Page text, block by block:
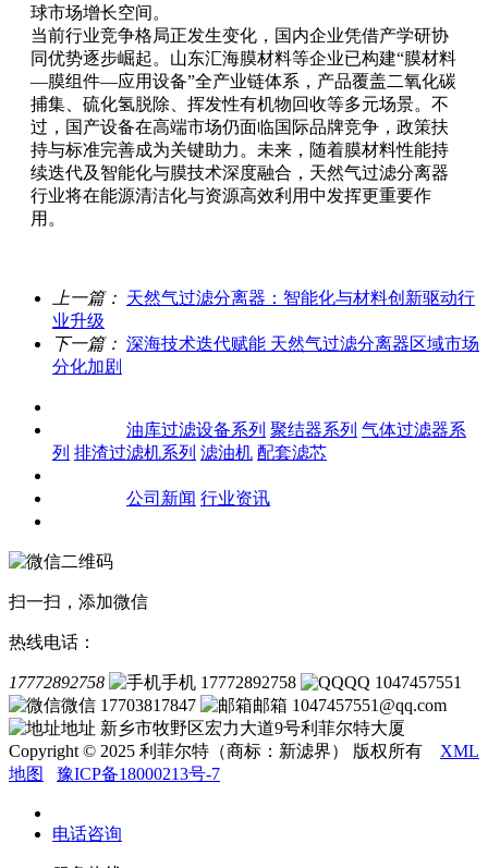
球市场增长空间。
当前行业竞争格局正发生变化，国内企业凭借产学研协
同优势逐步崛起。山东汇海膜材料等企业已构建“膜材料
—膜组件—应用设备”全产业链体系，产品覆盖二氧化碳
捕集、硫化氢脱除、挥发性有机物回收等多元场景。不
过，国产设备在高端市场仍面临国际品牌竞争，政策扶
持与标准完善成为关键助力。未来，随着膜材料性能持
续迭代及智能化与膜技术深度融合，天然气过滤分离器
行业将在能源清洁化与资源高效利用中发挥更重要作
用。
上一篇： 天然气过滤分离器：智能化与材料创新驱动行
业升级
下一篇： 深海技术迭代赋能 天然气过滤分离器区域市场
分化加剧
油库过滤设备系列 聚结器系列 气体过滤器系
列 排渣过滤机系列 滤油机 配套滤芯
公司新闻 行业资讯
扫一扫，添加微信
热线电话：
17772892758 手机 17772892758
QQ 1047457551
微信 17703817847
邮箱 1047457551@qq.com
地址 新乡市牧野区宏力大道9号利菲尔特大厦
Copyright © 2025 利菲尔特（商标：新滤界） 版权所有 XML
地图
豫ICP备18000213号-7
电话咨询